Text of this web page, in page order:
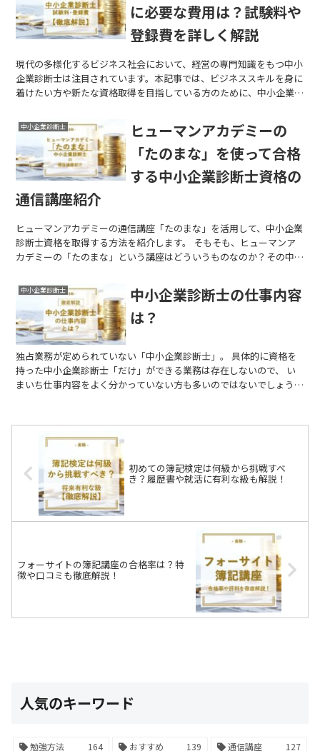
に必要な費用は？試験料や
登録費を詳しく解説
現代の多様化するビジネス社会において、経営の専門知識をもつ中小
企業診断士は注目されています。本記事では、ビジネススキルを身に
着けたい方や新たな資格取得を目指している方のために、中小企業診
中小企業診断士
ヒューマンアカデミーの
「たのまな」を使って合格
する中小企業診断士資格の
通信講座紹介
ヒューマンアカデミーの通信講座「たのまな」を活用して、中小企業
診断士資格を取得する方法を紹介します。 そもそも、ヒューマンア
カデミーの「たのまな」という講座はどういうものなのか？その中の
中小企業診断士
中小企業診断士の仕事内容
は？
独占業務が定められていない「中小企業診断士」。 具体的に資格を
持った中小企業診断士「だけ」ができる業務は存在しないので、 い
まいち仕事内容をよく分かっていない方も多いのではないでしょう
初めての簿記検定は何級から挑戦すべ
き？履歴書や就活に有利な級も解説！
フォーサイトの簿記講座の合格率は？特
徴や口コミも徹底解説！
人気のキーワード
勉強方法 164 おすすめ 139 通信講座 127